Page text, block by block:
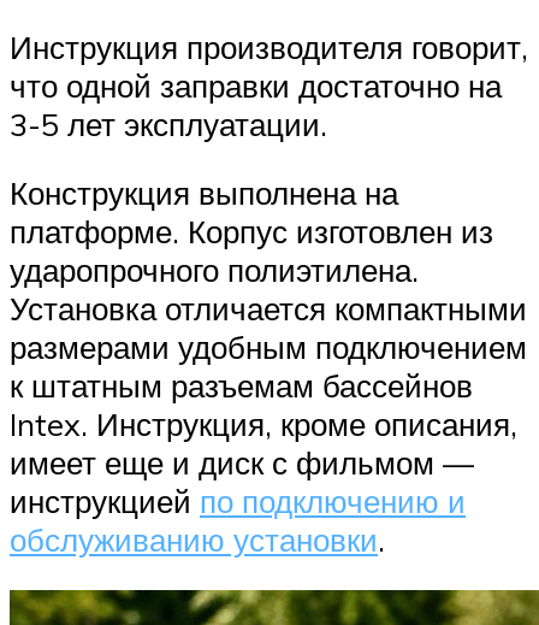
Инструкция производителя говорит,
что одной заправки достаточно на
3-5 лет эксплуатации.
Конструкция выполнена на
платформе. Корпус изготовлен из
ударопрочного полиэтилена.
Установка отличается компактными
размерами удобным подключением
к штатным разъемам бассейнов
Intex. Инструкция, кроме описания,
имеет еще и диск с фильмом —
инструкцией по подключению и
обслуживанию установки.